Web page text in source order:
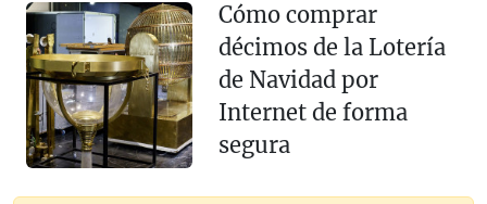
Cómo comprar
décimos de la Lotería
de Navidad por
Internet de forma
segura